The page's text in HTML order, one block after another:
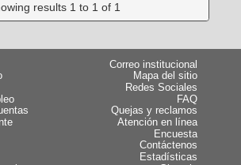
results 1 to 1 of 1
Correo institucional
Mapa del sitio
Redes Sociales
FAQ
Quejas y reclamos
Atención en línea
Encuesta
Contáctenos
Estadísticas